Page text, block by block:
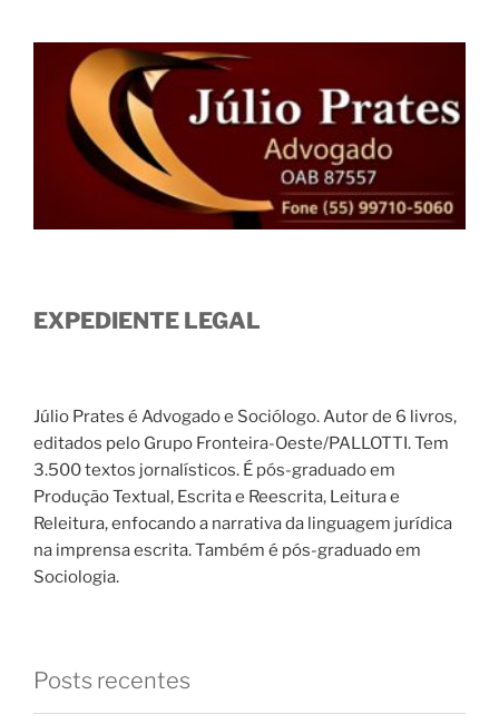
EXPEDIENTE LEGAL
Júlio Prates é Advogado e Sociólogo. Autor de 6 livros,
editados pelo Grupo Fronteira-Oeste/PALLOTTI. Tem
3.500 textos jornalísticos. É pós-graduado em
Produção Textual, Escrita e Reescrita, Leitura e
Releitura, enfocando a narrativa da linguagem jurídica
na imprensa escrita. Também é pós-graduado em
Sociologia.
Posts recentes